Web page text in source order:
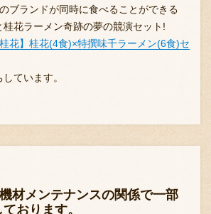
ブランドが同時に食べることができる
花ラーメン奇跡の夢の競演セット!
花】桂花(4食)×特撰味千ラーメン(6食)セ
ています。
材メンテナンスの関係で一部
おります。